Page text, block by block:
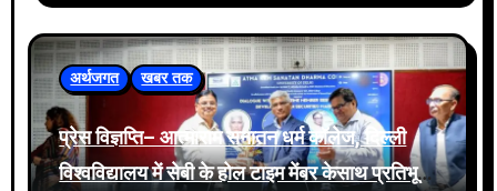
अर्थजगत खबर तक
प्रेस विज्ञप्ति– आत्माराम सनातन धर्म कॉलेज, दिल्ली
विश्वविद्यालय में सेबी के होल टाइम मेंबर केसाथ प्रतिभूति